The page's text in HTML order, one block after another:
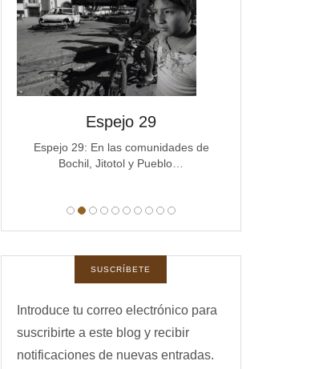
Espejo 29
Espejo 29: En las comunidades de
Bochil, Jitotol y Pueblo…
SUSCRÍBETE
Introduce tu correo electrónico para
suscribirte a este blog y recibir
notificaciones de nuevas entradas.